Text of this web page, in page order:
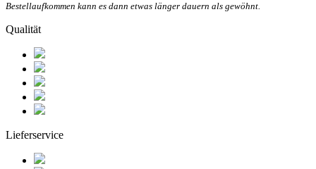
Bestellaufkommen kann es dann etwas länger dauern als gewöhnt.
Qualität
Lieferservice